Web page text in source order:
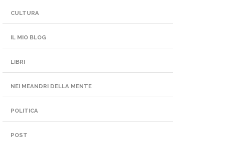
CULTURA
IL MIO BLOG
LIBRI
NEI MEANDRI DELLA MENTE
POLITICA
POST